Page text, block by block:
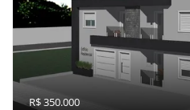
R$ 350.000